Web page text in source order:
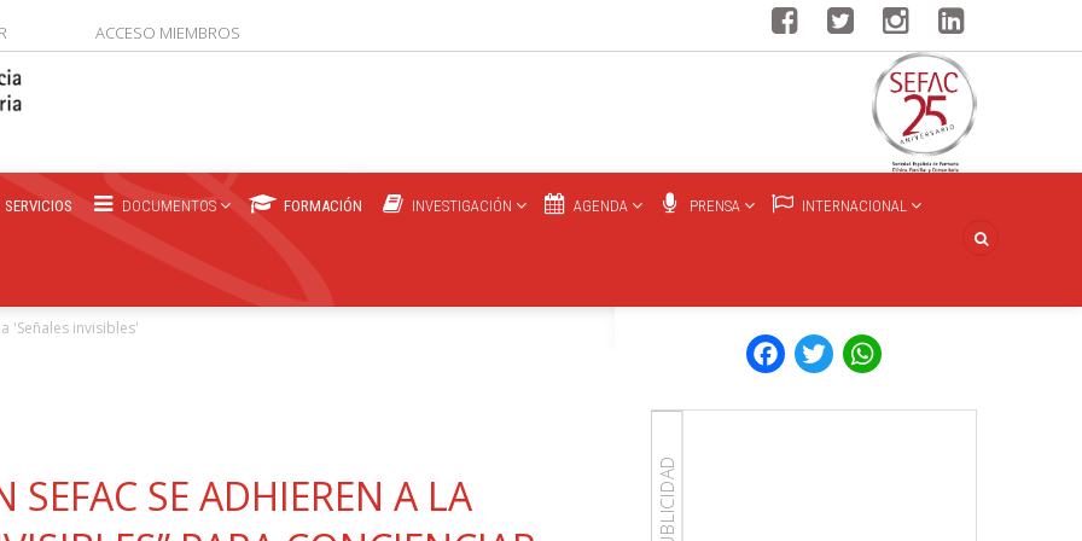
ACCESO MIEMBROS
SERVICIOS DOCUMENTOS FORMACIÓN INVESTIGACIÓN AGENDA PRENSA INTERNACIONAL
'Señales invisibles' Facebook
Twitter
SEFAC SE ADHIEREN A LA
PUBLICIDAD